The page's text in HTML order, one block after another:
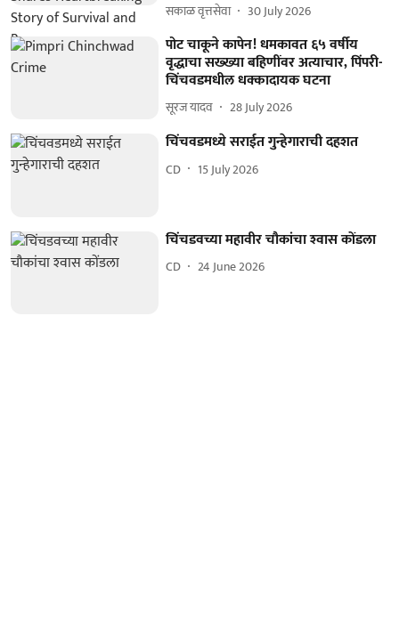
सकाळ वृत्तसेवा 30 July 2026
पोट चाकूने कापेन! धमकावत ६५ वर्षीय
वृद्धाचा सख्ख्या बहिणींवर अत्याचार, पिंपरी-
चिंचवडमधील धक्कादायक घटना
सूरज यादव 28 July 2026
चिंचवडमध्ये सराईत गुन्हेगाराची दहशत
CD 15 July 2026
चिंचडवच्या महावीर चौकांचा श्‍वास कोंडला
CD 24 June 2026